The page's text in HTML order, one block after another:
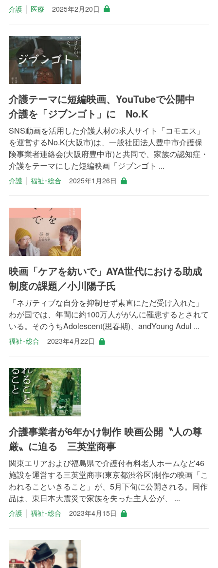
介護│ 医療 2025年2月20日
介護テーマに短編映画、YouTubeで公開中
介護を「ジブンゴト」に No.K
SNS動画を活用した介護人材の求人サイト「コモエス」
を運営するNo.K(大阪市)は、一般社団法人豊中市介護保
険事業者連絡会(大阪府豊中市)と共同で、家族の認知症・
介護をテーマにした短編映画「ジブンゴト ...
介護│ 福祉･総合 2025年1月26日
映画「ケアを紡いで」AYA世代における助成
制度の課題／小川陽子氏
「ネガティブな自分を抑制せず素直にただ受け入れた」
わが国では、年間に約100万人ががんに罹患するとされて
いる。そのうちAdolescent(思春期)、andYoung Adul ...
福祉･総合 2023年4月22日
介護事業者が6年かけ制作 映画公開〝人の尊
厳〟に迫る 三英堂商事
関東エリアおよび福島県で介護付有料老人ホームなど46
施設を運営する三英堂商事(東京都渋谷区)制作の映画「こ
われることいきること」が、5月下旬に公開される。同作
品は、東日本大震災で家族を失った主人公が、 ...
介護│ 福祉･総合 2023年4月15日